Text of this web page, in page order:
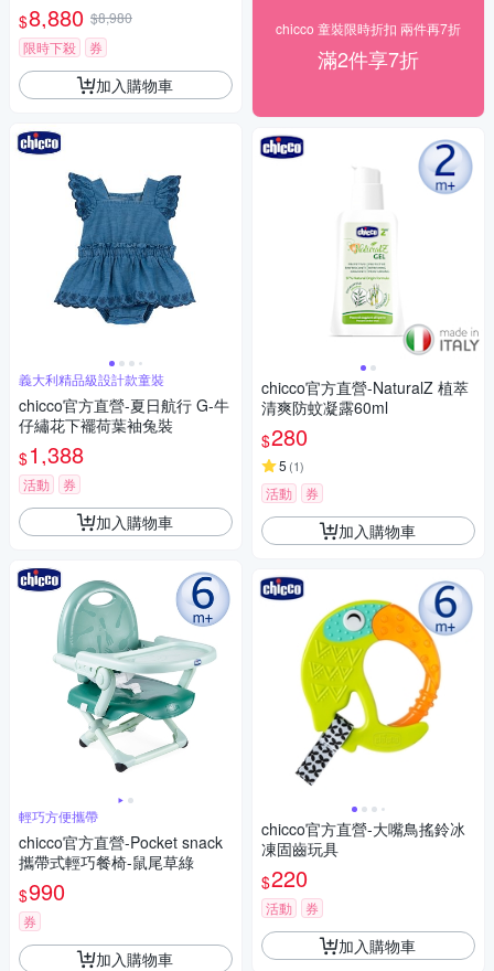
$8,880 $8,980
限時下殺
券
加入購物車
義大利精品級設計款童裝
chicco官方直營-夏日航行 G-牛
仔繡花下襬荷葉袖兔裝
$1,388
活動 券
加入購物車
輕巧方便攜帶
chicco官方直營-Pocket snack
攜帶式輕巧餐椅-鼠尾草綠
$990
券
加入購物車
chicco 童裝限時折扣 兩件再7折
滿2件享7折
chicco官方直營-NaturalZ 植萃
清爽防蚊凝露60ml
$280
5 (1)
活動 券
加入購物車
chicco官方直營-大嘴鳥搖鈴冰
凍固齒玩具
$220
活動 券
加入購物車